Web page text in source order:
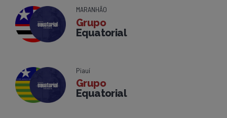
MARANHÃO
Grupo
Equatorial
Piauí
Grupo
Equatorial